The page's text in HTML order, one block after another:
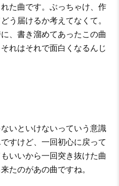
た曲です。ぶっちゃけ、作
う届けるか考えてなくて。
、書き溜めてあったこの曲
れはそれで面白くなるんじ
いといけないっていう意識
すけど、一回初心に戻って
いいから一回突き抜けた曲
たのがあの曲ですね。